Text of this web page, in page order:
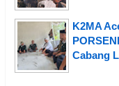
K2MA
Cabang